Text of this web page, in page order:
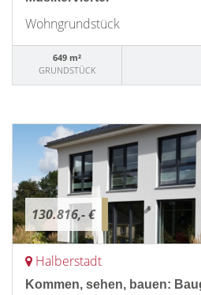
Wohngrundstück
649 m²
GRUNDSTÜCK
130.816,- €
Halberstadt
Kommen, sehen, bauen: